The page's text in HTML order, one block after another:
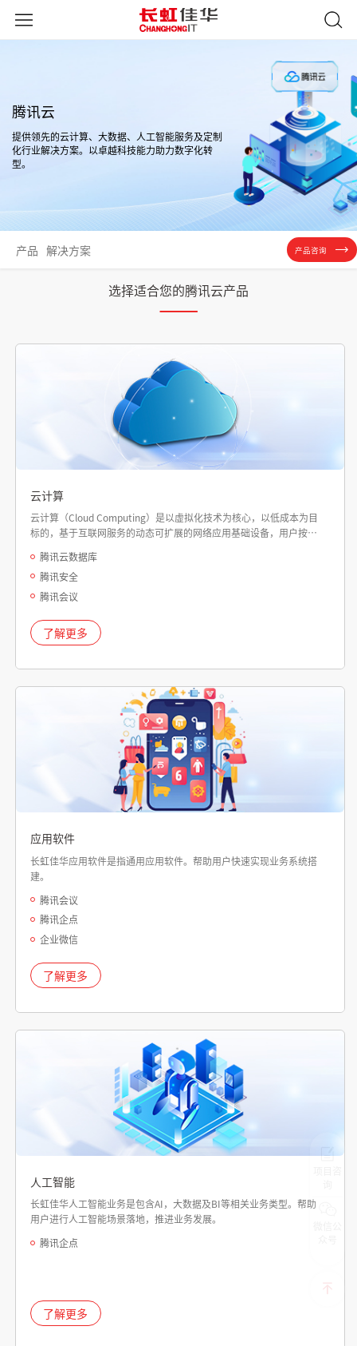
腾讯云
提供领先的云计算、大数据、人工智能服务及定制
化行业解决方案。以卓越科技能力助力数字化转
型。
产品 解决方案 产品咨询
选择适合您的腾讯云产品
云计算
云计算（Cloud Computing）是以虚拟化技术为核心，以低成本为目
标的，基于互联网服务的动态可扩展的网络应用基础设备，用户按照
外领先的云计算厂商，结合自身能力，努力让用户选好云，用好云。
腾讯云数据库
腾讯安全
腾讯会议
了解更多
应用软件
长虹佳华应用软件是指通用应用软件。帮助用户快速实现业务系统搭
建。
腾讯会议
腾讯企点
企业微信
了解更多
人工智能
长虹佳华人工智能业务是包含AI，大数据及BI等相关业务类型。帮助
用户进行人工智能场景落地，推进业务发展。
腾讯企点
了解更多